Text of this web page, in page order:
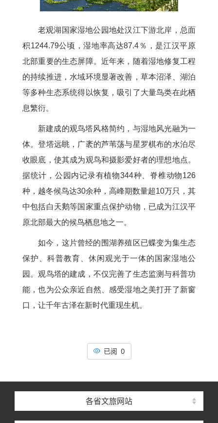
老观湖国家湿地公园地处汉江下游北岸，总面
积1244.79公顷，湿地率高达87.4％，是江汉平原
北部重要的生态屏障。近年来，随着湿地修复工程
的持续推进，水域环境显著改善，草本沼泽、湖泊
等多种生态系统得以恢复，吸引了大量鸟类在此栖
息繁衍。
新建成的观鸟塔风格简约，与湿地风光融为一
体。登塔远眺，广袤的芦苇荡与星罗棋布的水泊尽
收眼底，使其成为观鸟和摄影爱好者的理想地点。
据统计，公园内记录有植物344种、脊椎动物126
种，越冬候鸟达30余种，高峰期数量超10万只，其
中包括白天鹅等国家重点保护动物，已成为江汉平
原北部最大的候鸟栖息地之一。
如今，这片曾经的围湖养殖区已蝶变为集生态
保护、科普教育、休闲观光于一体的国家湿地公
园。观鸟塔的建成，不仅完善了生态监测与科普功
能，也为公众亲近自然、感受湿地之美打开了新窗
口，让千年古泽在新时代重现生机。
已阅 0
各省文旅网站